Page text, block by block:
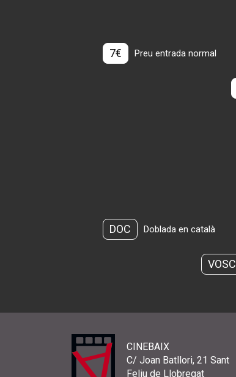
7€ Preu entrada normal
DOC Doblada en català
VOSC
CINEBAIX
C/ Joan Batllori, 21 Sant
Feliu de Llobregat